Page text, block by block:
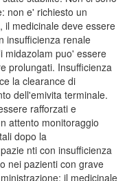
non e' richiesto un
il medicinale deve essere
insufficienza renale
midazolam puo' essere
prolungati. Insufficienza
la clearance di
dell'emivita terminale.
rafforzati e
attento monitoraggio
dopo la
nti con insufficienza
nei pazienti con grave
il medicinale